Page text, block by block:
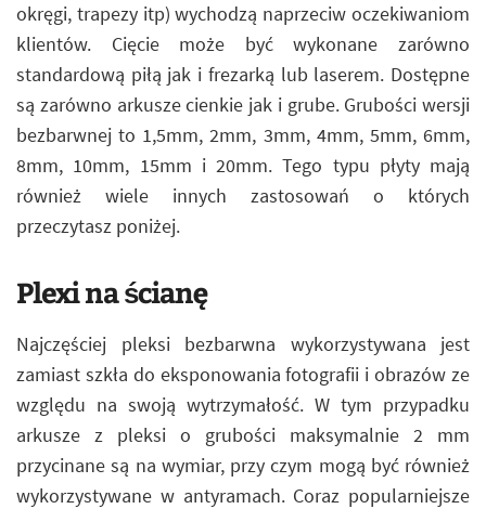
okręgi, trapezy itp) wychodzą naprzeciw oczekiwaniom
klientów. Cięcie może być wykonane zarówno
standardową piłą jak i frezarką lub laserem. Dostępne
są zarówno arkusze cienkie jak i grube. Grubości wersji
bezbarwnej to 1,5mm, 2mm, 3mm, 4mm, 5mm, 6mm,
8mm, 10mm, 15mm i 20mm. Tego typu płyty mają
również wiele innych zastosowań o których
przeczytasz poniżej.
Plexi na ścianę
Najczęściej pleksi bezbarwna wykorzystywana jest
zamiast szkła do eksponowania fotografii i obrazów ze
względu na swoją wytrzymałość. W tym przypadku
arkusze z pleksi o grubości maksymalnie 2 mm
przycinane są na wymiar, przy czym mogą być również
wykorzystywane w antyramach. Coraz popularniejsze